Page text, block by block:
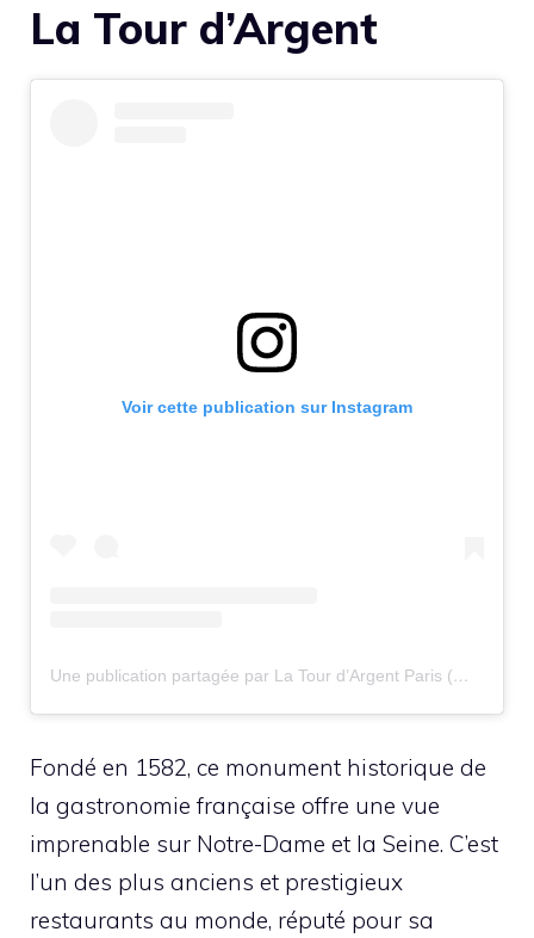
La Tour d’Argent
Voir cette publication sur Instagram
Une publication partagée par La Tour d’Argent Paris (@latourdargentparis)
Fondé en 1582, ce monument historique de
la gastronomie française offre une vue
imprenable sur Notre-Dame et la Seine. C’est
l’un des plus anciens et prestigieux
restaurants au monde, réputé pour sa